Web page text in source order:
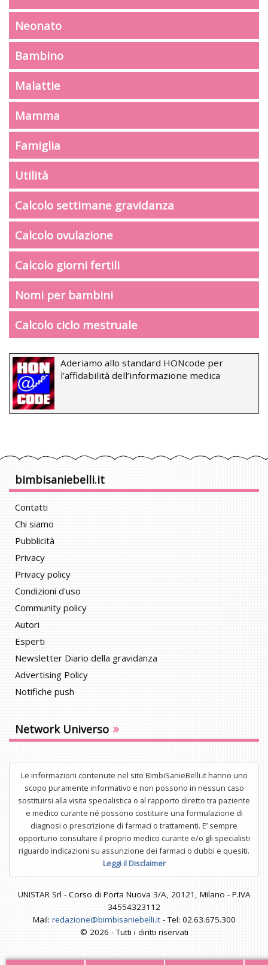
Neonato
Bambino
Malattie
Mamma
Famiglia
Utilità
Calcolo settimane gravidanza
Calcolo ovulazione
Calcolo giorni fertili
Nomi per bambini
Calcolo ciclo mestruale
Aderiamo allo standard HONcode per
l’affidabilità dell’informazione medica
bimbisaniebelli.it
Contatti
Chi siamo
Pubblicità
Privacy
Privacy policy
Condizioni d'uso
Community policy
Autori
Esperti
Newsletter Diario della gravidanza
Advertising Policy
Notifiche push
Network Universo »
Le informazioni contenute nel sito BimbiSanieBelli.it hanno uno
scopo puramente informativo e non possono in nessun caso
sostituirsi alla visita specialistica o al rapporto diretto tra paziente
e medico curante né possono costituire una formulazione di
diagnosi o prescrizione di farmaci o trattamenti. E’ sempre
opportuno consultare il proprio medico curante e/o gli specialisti
riguardo indicazioni su assunzione dei farmaci o dubbi e quesiti.
Leggi il Disclaimer
UNISTAR Srl - Corso di Porta Nuova 3/A, 20121, Milano - P.IVA
34554323112
Mail: redazione@bimbisaniebelli.it- Tel: 02.63.675.300
© 2026 - Tutti i diritti riservati